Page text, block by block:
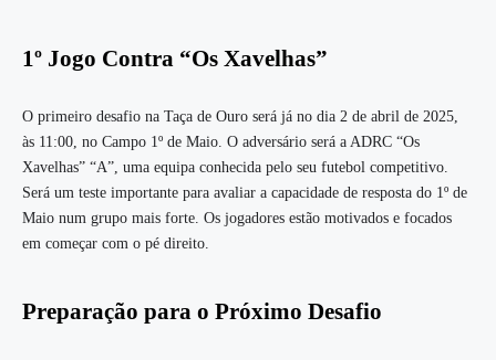
1º Jogo Contra “Os Xavelhas”
O primeiro desafio na Taça de Ouro será já no dia 2 de abril de 2025,
às 11:00, no Campo 1º de Maio. O adversário será a ADRC “Os
Xavelhas” “A”, uma equipa conhecida pelo seu futebol competitivo.
Será um teste importante para avaliar a capacidade de resposta do 1º de
Maio num grupo mais forte. Os jogadores estão motivados e focados
em começar com o pé direito.
Preparação para o Próximo Desafio